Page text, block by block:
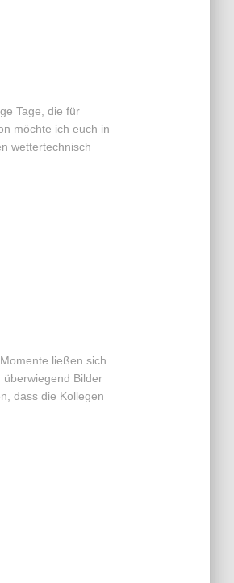
Tage, die für
möchte ich euch in
wettertechnisch
ließen sich
Bilder
dass die Kollegen